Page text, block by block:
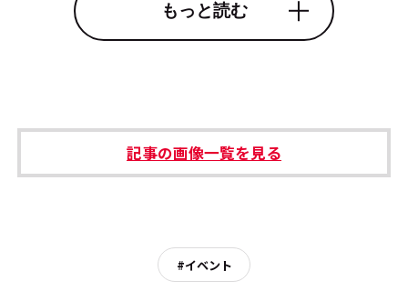
もっと読む
記事の画像一覧を見る
#イベント